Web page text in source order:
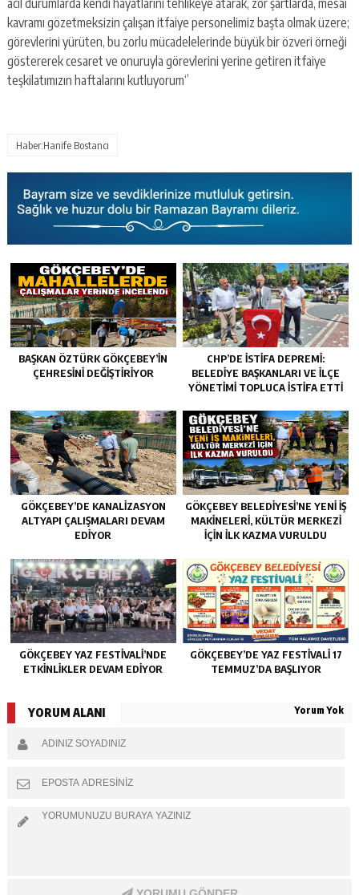
kavramı gözetmeksizin çalışan itfaiye personelimiz başta olmak üzere;
görevlerini yürüten, bu zorlu mücadelelerinde büyük bir özveri örneği
göstererek cesaret ve onuruyla görevlerini yerine getiren itfaiye
teşkilatımızın haftalarını kutluyorum‘’
Haber:Hanife Bostancı
BAŞKAN ÖZTÜRK GÖKÇEBEY’IN
ÇEHRESINI DEĞIŞTIRIYOR
CHP’DE İSTIFA DEPREMI:
BELEDIYE BAŞKANLARI VE İLÇE
YÖNETIMI TOPLUCA İSTIFA ETTI
GÖKÇEBEY’DE KANALİZASYON
ALTYAPI ÇALIŞMALARI DEVAM
EDİYOR
GÖKÇEBEY BELEDİYESİ’NE YENİ İŞ
MAKİNELERİ, KÜLTÜR MERKEZİ
İÇİN İLK KAZMA VURULDU
GÖKÇEBEY YAZ FESTIVALI’NDE
ETKINLIKLER DEVAM EDIYOR
GÖKÇEBEY’DE YAZ FESTİVALİ 17
TEMMUZ’DA BAŞLIYOR
YORUM ALANI Yorum Yok